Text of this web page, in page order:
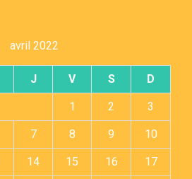
avril 2022
J V S D
1 2 3
7 8 9 10
14 15 16 17